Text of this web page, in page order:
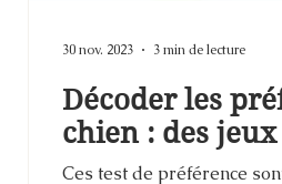
Décoder les
chien : des
Ces test de préférence
30 nov. 2023 3 min de lecture